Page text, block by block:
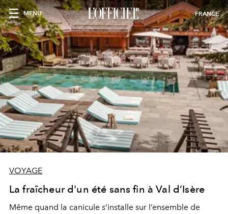
MENU FRANCE
VOYAGE
La fraîcheur d'un été sans fin à Val d’Isère
Même quand la canicule s’installe sur l’ensemble de